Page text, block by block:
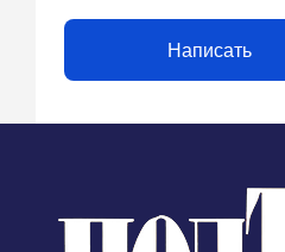
Написать